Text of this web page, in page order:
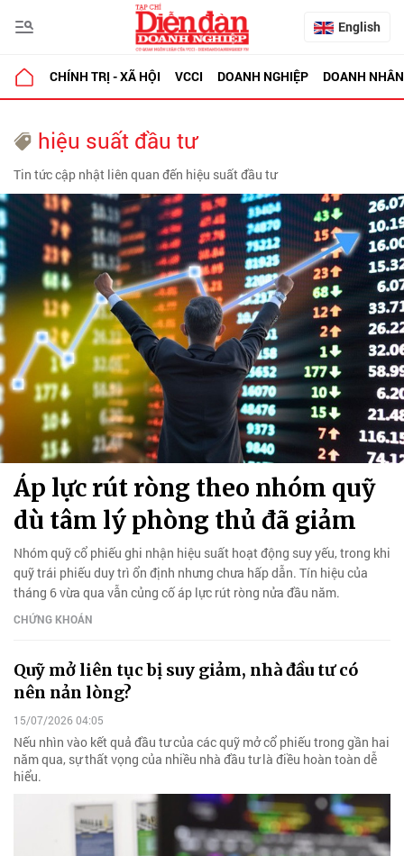
English
CHÍNH TRỊ - XÃ HỘI VCCI DOANH NGHIỆP DOANH NHÂN
hiệu suất đầu tư
Tin tức cập nhật liên quan đến hiệu suất đầu tư
Áp lực rút ròng theo nhóm quỹ
dù tâm lý phòng thủ đã giảm
Nhóm quỹ cổ phiếu ghi nhận hiệu suất hoạt động suy yếu, trong khi
quỹ trái phiếu duy trì ổn định nhưng chưa hấp dẫn. Tín hiệu của
tháng 6 vừa qua vẫn củng cố áp lực rút ròng nửa đầu năm.
CHỨNG KHOÁN
Quỹ mở liên tục bị suy giảm, nhà đầu tư có
nên nản lòng?
15/07/2026 04:05
Nếu nhìn vào kết quả đầu tư của các quỹ mở cổ phiếu trong gần hai
năm qua, sự thất vọng của nhiều nhà đầu tư là điều hoàn toàn dễ
hiểu.